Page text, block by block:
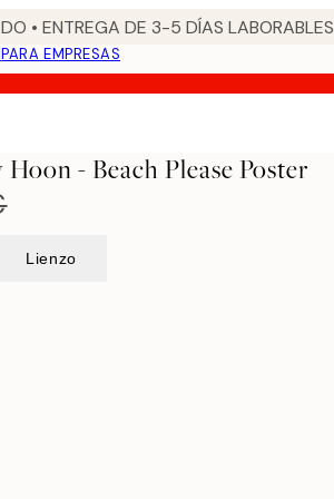
• ENTREGA DE 3-5 DÍAS LABORABLES
PARA EMPRESAS
- Beach Please Poster
Lienzo